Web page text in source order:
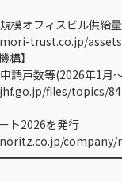
模オフィスビル供給
trust.co.jp/
構】
請戸数等(2026年1月
files/topics/
ト2026を発行
company/